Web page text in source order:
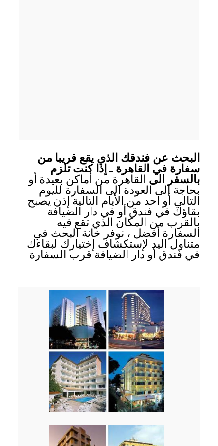
البحث عن فندقك الذي يقع قريبا من
سفارة في القاهرة ـ إذا كنت تلزم
بالسفر الى القاهرة من أماكن بعيدة أو
بحاجة الى العودة الى السفارة لليوم
التالي أو احد من الأيام التالية إذن يصبح
بقاؤك في فندق أو في دار الضيافة
بالقرب من المكان الذي تقع فيه
السفارة أفضل ، نوفر خانة البحث في
متناول اليد لإستكشاف إختيارك لبقاءك
في فندق أو دار الضيافة قرب السفارة